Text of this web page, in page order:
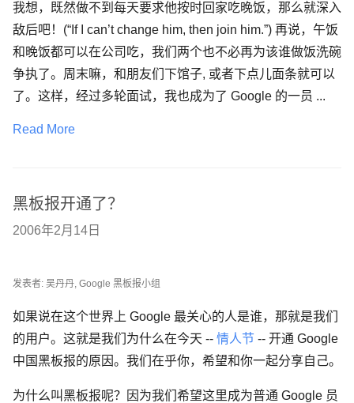
我想，既然做不到每天要求他按时回家吃晚饭，那么就深入
敌后吧！(“If I can’t change him, then join him.”) 再说，午饭
和晚饭都可以在公司吃，我们两个也不必再为该谁做饭洗碗
争执了。周末嘛，和朋友们下馆子, 或者下点儿面条就可以
了。这样，经过多轮面试，我也成为了 Google 的一员 ...
Read More
黑板报开通了？
2006年2月14日
发表者: 吴丹丹, Google 黑板报小组
如果说在这个世界上 Google 最关心的人是谁，那就是我们
的用户。这就是我们为什么在今天 -- 情人节 -- 开通 Google
中国黑板报的原因。我们在乎你，希望和你一起分享自己。
为什么叫黑板报呢？因为我们希望这里成为普通 Google 员